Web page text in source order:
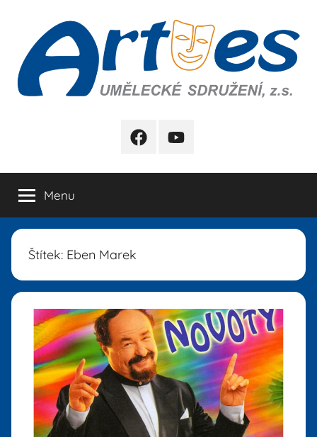
obsahu
FB YB
Menu
Štítek: Eben Marek